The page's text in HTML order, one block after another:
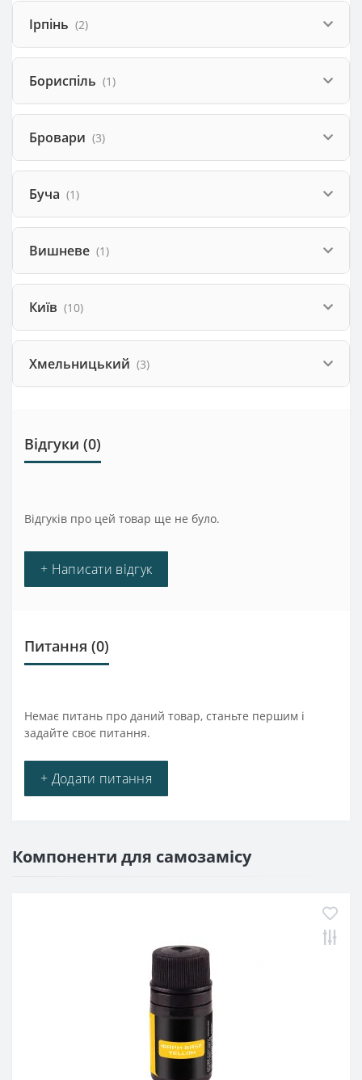
Ірпінь (2)
Бориспіль (1)
Бровари (3)
Буча (1)
Вишневе (1)
Київ (10)
Хмельницький (3)
Відгуки (0)
Відгуків про цей товар ще не було.
+ Написати відгук
Питання (0)
Немає питань про даний товар, станьте першим і
задайте своє питання.
+ Додати питання
Компоненти для самозамісу